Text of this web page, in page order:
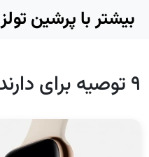
Skip to main content
بیشتر با پرشین تولز
۹ توصیه برای دارندگان اپل‌واچ